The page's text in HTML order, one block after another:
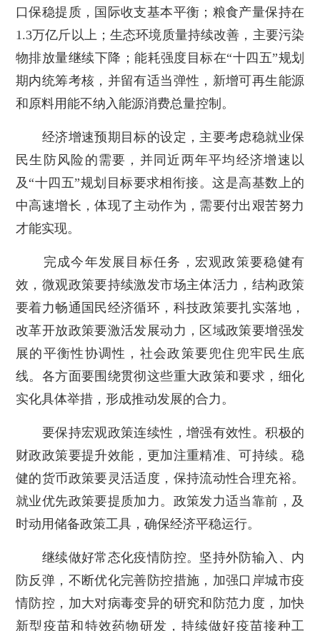
口保稳提质，国际收支基本平衡；粮食产量保持在
1.3万亿斤以上；生态环境质量持续改善，主要污染
物排放量继续下降；能耗强度目标在“十四五”规划
期内统筹考核，并留有适当弹性，新增可再生能源
和原料用能不纳入能源消费总量控制。
经济增速预期目标的设定，主要考虑稳就业保
民生防风险的需要，并同近两年平均经济增速以
及“十四五”规划目标要求相衔接。这是高基数上的
中高速增长，体现了主动作为，需要付出艰苦努力
才能实现。
完成今年发展目标任务，宏观政策要稳健有
效，微观政策要持续激发市场主体活力，结构政策
要着力畅通国民经济循环，科技政策要扎实落地，
改革开放政策要激活发展动力，区域政策要增强发
展的平衡性协调性，社会政策要兜住兜牢民生底
线。各方面要围绕贯彻这些重大政策和要求，细化
实化具体举措，形成推动发展的合力。
要保持宏观政策连续性，增强有效性。积极的
财政政策要提升效能，更加注重精准、可持续。稳
健的货币政策要灵活适度，保持流动性合理充裕。
就业优先政策要提质加力。政策发力适当靠前，及
时动用储备政策工具，确保经济平稳运行。
继续做好常态化疫情防控。坚持外防输入、内
防反弹，不断优化完善防控措施，加强口岸城市疫
情防控，加大对病毒变异的研究和防范力度，加快
新型疫苗和特效药物研发，持续做好疫苗接种工